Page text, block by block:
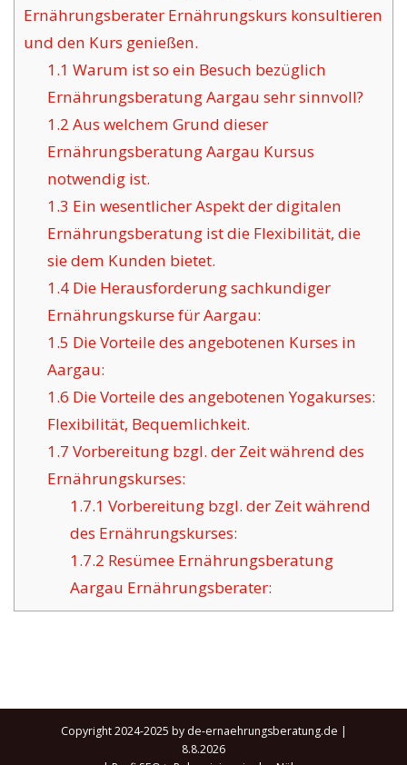
Ernährungsberater Ernährungskurs konsultieren
und den Kurs genießen.
1.1 Warum ist so ein Besuch bezüglich
Ernährungsberatung Aargau sehr sinnvoll?
1.2 Aus welchem Grund dieser
Ernährungsberatung Aargau Kursus
notwendig ist.
1.3 Ein wesentlicher Aspekt der digitalen
Ernährungsberatung ist die Flexibilität, die
sie dem Kunden bietet.
1.4Die Herausforderung sachkundiger
Ernährungskurse für Aargau:
1.5 Die Vorteile des angebotenen Kurses in
Aargau:
1.6 Die Vorteile des angebotenen Yogakurses:
Flexibilität, Bequemlichkeit.
1.7 Vorbereitung bzgl. der Zeit während des
Ernährungskurses:
1.7.1 Vorbereitung bzgl. der Zeit während
des Ernährungskurses:
1.7.2 Resümee Ernährungsberatung
Aargau Ernährungsberater:
Copyright 2024-2025 by de-ernaehrungsberatung.de |
8.8.2026